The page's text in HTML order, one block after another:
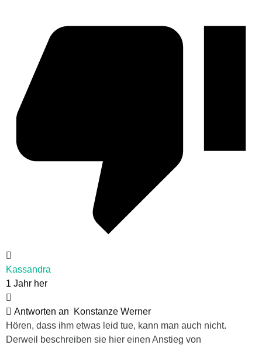
Kassandra
1 Jahr her
Antworten an
Konstanze Werner
Hören, dass ihm etwas leid tue, kann man auch nicht.
Derweil beschreiben sie hier einen Anstieg von